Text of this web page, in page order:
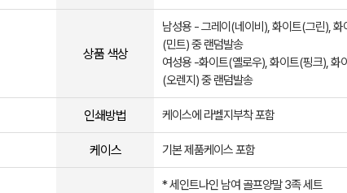
상품 색상
남성용 - 그레이(네이비), 화이트(그린), 화
(민트) 중 랜덤발송
여성용 -화이트(옐로우), 화이트(핑크), 화
(오렌지) 중 랜덤발송
인쇄방법 케이스에 라벨지부착 포함
케이스 기본 제품케이스 포함
* 세인트나인 남여 골프양말 3족 세트